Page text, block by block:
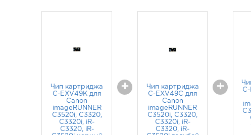
Чип картриджа
C-EXV49K для
Canon
imageRUNNER
C3520i, C3320,
C3320i, iR-
C3320, iR-
+
Чип картриджа
C-EXV49C для
Canon
imageRUNNER
C3520i, C3320,
C3320i, iR-
C3320, iR-
+